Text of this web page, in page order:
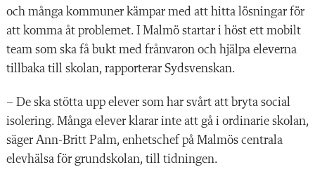
och många kommuner kämpar med att hitta lösningar för
att komma åt problemet. I Malmö startar i höst ett mobilt
team som ska få bukt med frånvaron och hjälpa eleverna
tillbaka till skolan, rapporterar Sydsvenskan.
– De ska stötta upp elever som har svårt att bryta social
isolering. Många elever klarar inte att gå i ordinarie skolan,
säger Ann-Britt Palm, enhetschef på Malmös centrala
elevhälsa för grundskolan, till tidningen.